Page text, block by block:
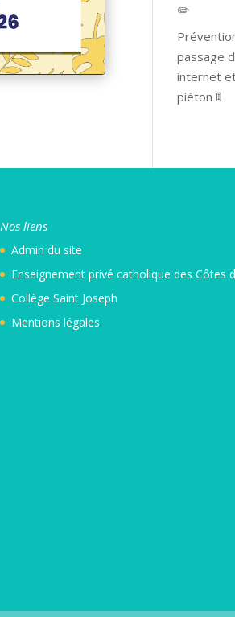
✏️
passage
internet
piéton 🚦
Nos liens
Admin du site
Enseignement privé catholique des Côtes
Collège Saint Joseph
Mentions légales